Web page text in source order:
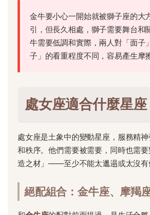
金牛要小心一開始就被獅子座的大
引，但長久相處，獅子需要舞台和
牛需要低調和實際，兩人對「面子
子」的看重程度不同，容易產生摩
處女座適合什麼星座
處女座是土象中的變動星座，服務精
和秩序。他們需要被需要，同時也需
造之材」——至少不能太邋遢或太沒有
絕配組合：金牛座、摩羯